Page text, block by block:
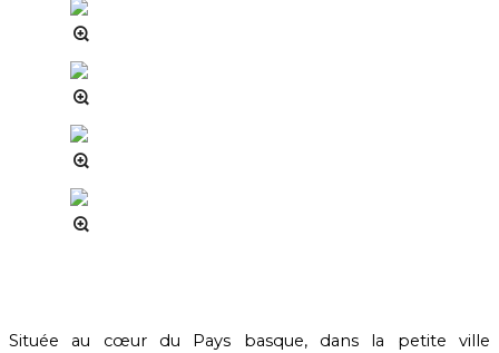
Située au cœur du Pays basque, dans la petite ville